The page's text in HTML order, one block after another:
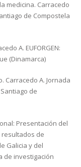
medicina. Carracedo
de Compostela
A. EUFORGEN:
(Dinamarca)
Carracedo A. Jornada
de
Presentación del
de
Galicia y del
de investigación